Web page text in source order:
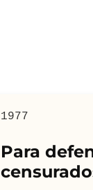
1977
Para